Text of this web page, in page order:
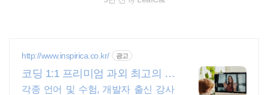
http://www.inspirica.co.kr/ 광고
코딩 1:1 프리미엄 과외 최고의 선
생님들과 함께
각종 언어 및 수험, 개발자 출신 강사
docker